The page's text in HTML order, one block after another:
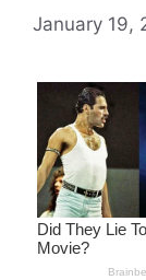
January 19,